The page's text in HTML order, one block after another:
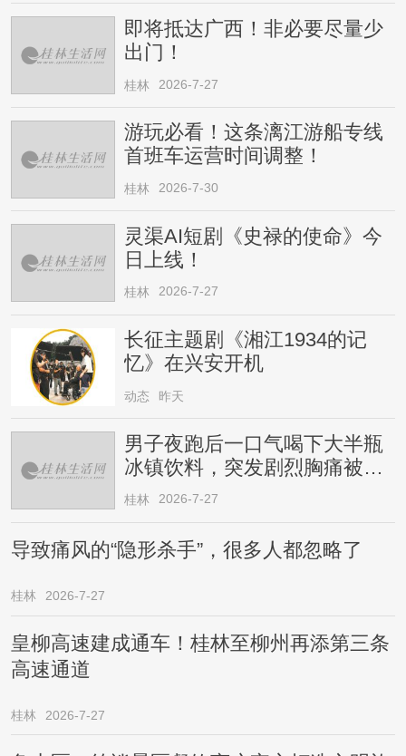
即将抵达广西！非必要尽量少
出门！
桂林 2026-7-27
游玩必看！这条漓江游船专线
首班车运营时间调整！
桂林 2026-7-30
灵渠AI短剧《史禄的使命》今
日上线！
桂林 2026-7-27
长征主题剧《湘江1934的记
忆》在兴安开机
动态 昨天
男子夜跑后一口气喝下大半瓶
冰镇饮料，突发剧烈胸痛被送
医！医生提醒→
桂林 2026-7-27
导致痛风的“隐形杀手”，很多人都忽略了
桂林 2026-7-27
皇柳高速建成通车！桂林至柳州再添第三条
高速通道
桂林 2026-7-27